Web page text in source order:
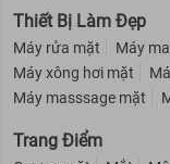
Thiết Bị Làm Đẹp
Máy rửa mặt Máy
Máy xông hơi mặt
Máy masssage mặt
Trang Điểm